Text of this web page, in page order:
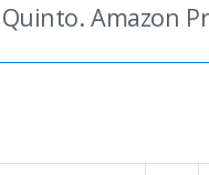
Amazon